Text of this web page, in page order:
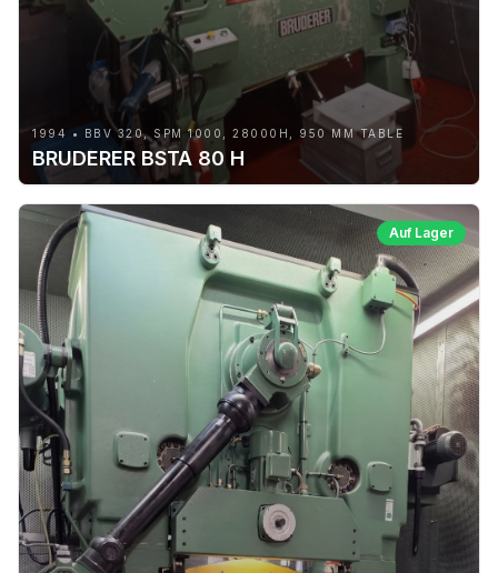
1994 • BBV 320, SPM 1000, 28000H, 950 MM TABLE
BRUDERER BSTA 80 H
Auf Lager